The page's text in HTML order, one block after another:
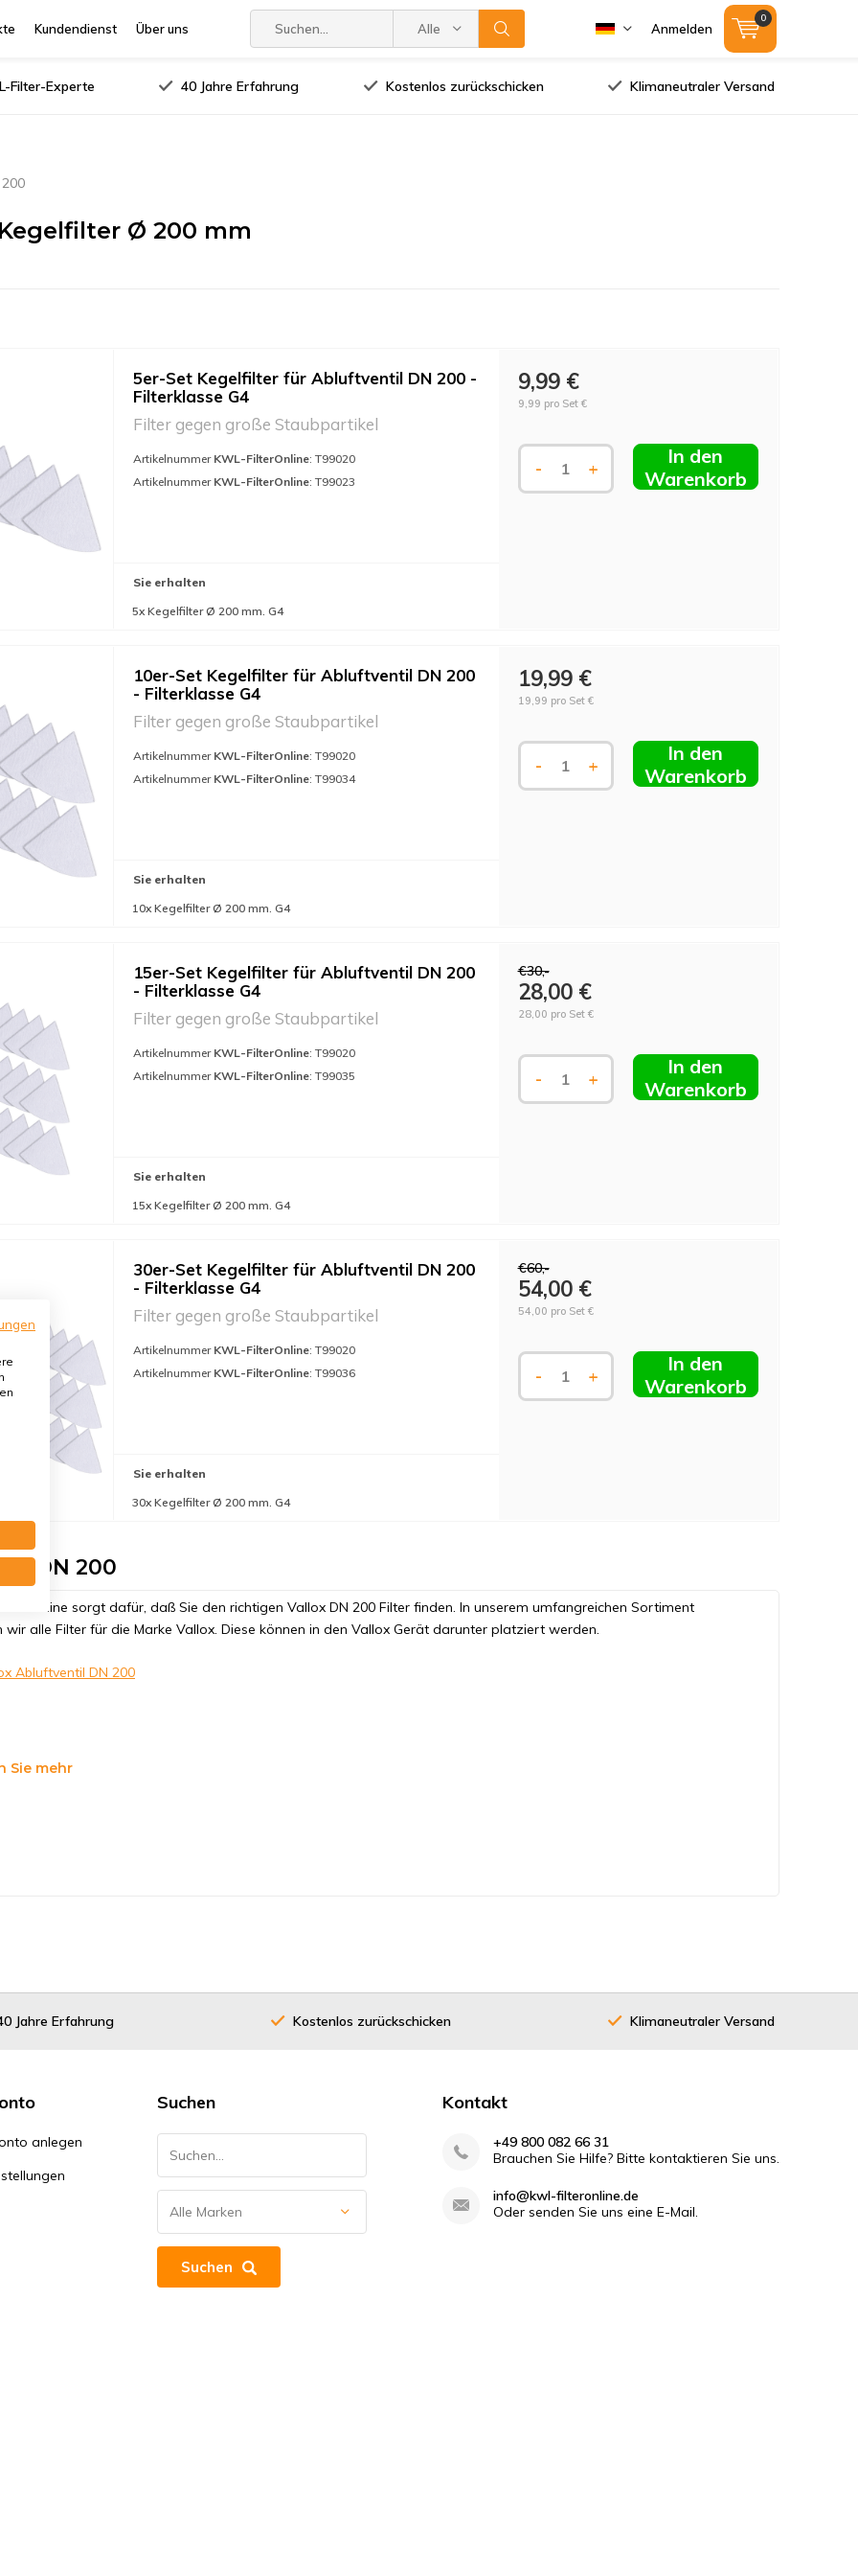
Kundendienst Über uns Alle Marken Anmelden
0
Filter-Experte 40 Jahre Erfahrung Kostenlos zurückschicken Klimaneutraler Versand
Ø 200 mm
5er-Set Kegelfilter für Abluftventil DN 200 -
Filterklasse G4
Filter gegen große Staubpartikel
Artikelnummer KWL-FilterOnline: T99020
Artikelnummer KWL-FilterOnline: T99023
Sie erhalten
5x Kegelfilter Ø 200 mm. G4
9,99 €
9,99 pro Set €
- +
In den
Warenkorb
10er-Set Kegelfilter für Abluftventil DN 200
- Filterklasse G4
Filter gegen große Staubpartikel
Artikelnummer KWL-FilterOnline: T99020
Artikelnummer KWL-FilterOnline: T99034
Sie erhalten
10x Kegelfilter Ø 200 mm. G4
19,99 €
19,99 pro Set €
- +
In den
Warenkorb
15er-Set Kegelfilter für Abluftventil DN 200
- Filterklasse G4
Filter gegen große Staubpartikel
Artikelnummer KWL-FilterOnline: T99020
Artikelnummer KWL-FilterOnline: T99035
Sie erhalten
15x Kegelfilter Ø 200 mm. G4
€30,-
28,00 €
28,00 pro Set €
- +
In den
Warenkorb
30er-Set Kegelfilter für Abluftventil DN 200
- Filterklasse G4
Filter gegen große Staubpartikel
Artikelnummer KWL-FilterOnline: T99020
Artikelnummer KWL-FilterOnline: T99036
Sie erhalten
30x Kegelfilter Ø 200 mm. G4
€60,-
54,00 €
54,00 pro Set €
- +
In den
Warenkorb
DN 200
FilterOnline sorgt dafür, daß Sie den richtigen Vallox DN 200 Filter finden. In unserem umfangreichen Sortiment
wir alle Filter für die Marke Vallox. Diese können in den Vallox Gerät darunter platziert werden.
Abluftventil DN 200
Sie mehr
Jahre Erfahrung Kostenlos zurückschicken Klimaneutraler Versand
anlegen
Suchen
Suchen
Kontakt
+49 800 082 66 31
Brauchen Sie Hilfe? Bitte kontaktieren Sie uns.
info@kwl-filteronline.de
Oder senden Sie uns eine E-Mail.